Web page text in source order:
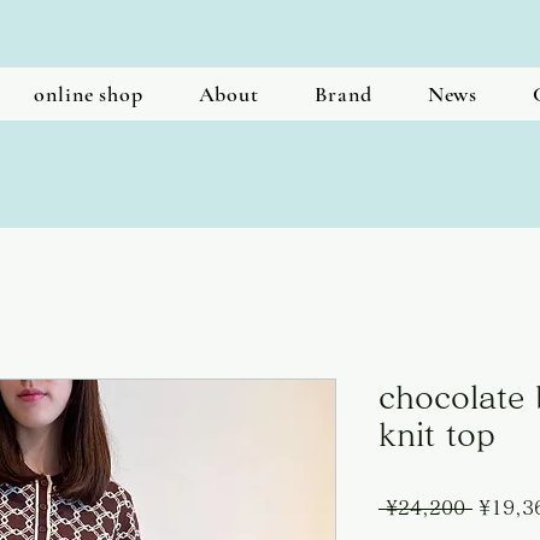
online shop About Brand News
chocolate
knit top
¥24,200